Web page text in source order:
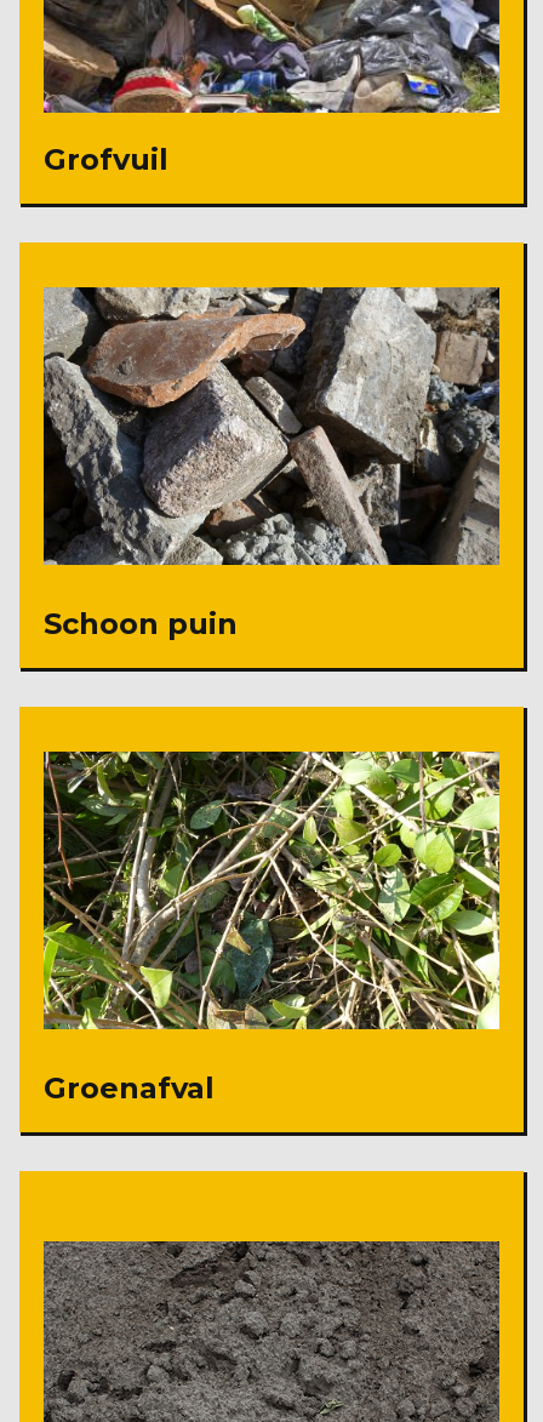
Grofvuil
Schoon puin
Groenafval